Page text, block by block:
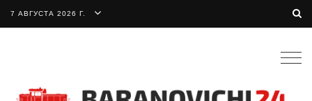
7 АВГУСТА 2026 Г.